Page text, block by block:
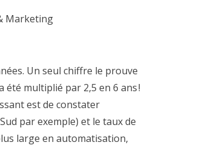
Marketing
Un seul chiffre le prouve
multiplié par 2,5 en 6 ans !
est de constater
par exemple) et le taux de
large en automatisation,